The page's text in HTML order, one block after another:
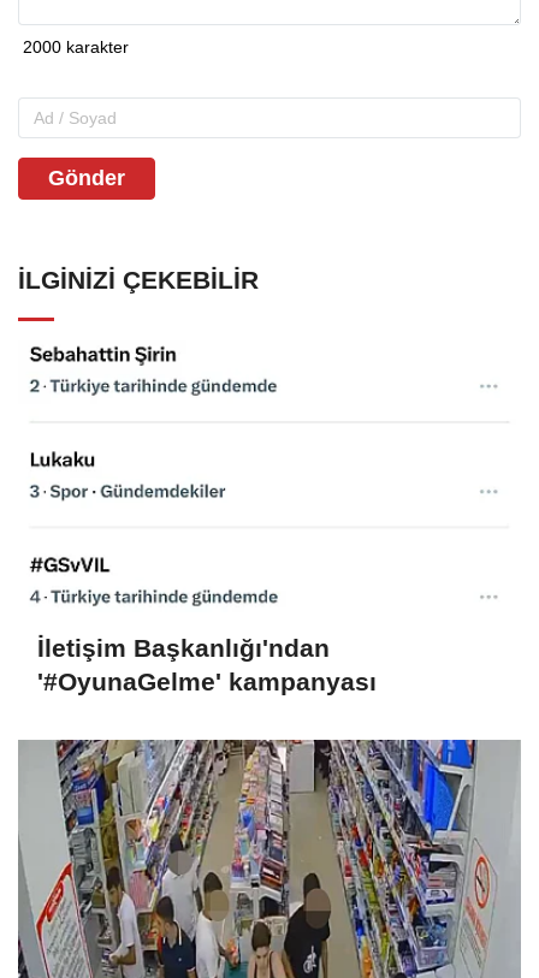
Gönder
İLGINIZI ÇEKEBILIR
İletişim Başkanlığı'ndan
'#OyunaGelme' kampanyası